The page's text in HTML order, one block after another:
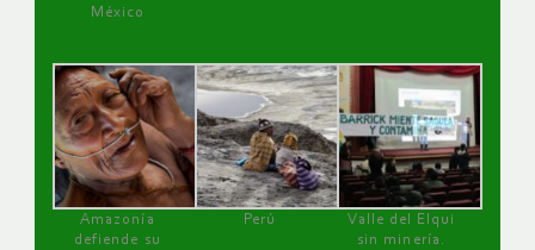
México
Amazonía
defiende su
Perú
Valle del Elqui
sin minería.